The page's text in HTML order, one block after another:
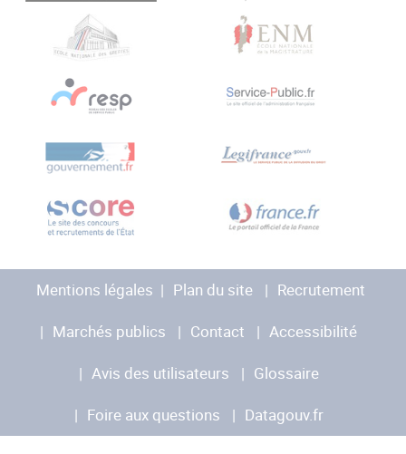
Mentions légales Plan du site
Recrutement
Marchés publics
Contact
Accessibilité
Avis des utilisateurs
Glossaire
Foire aux questions
Datagouv.fr